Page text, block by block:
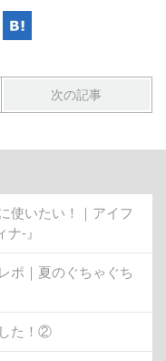
次の記事
使いたい！｜アイフ
-』
ポ｜夏のぐちゃぐち
た！②